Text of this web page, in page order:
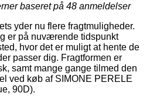
baseret på 48 anmeldelser
yder nu flere fragtmuligheder.
er på nuværende tidspunkt
hvor det er muligt at hente de
passer dig. Fragtformen er
samt mange gange tilmed den
ved køb af SIMONE PERELE
90D).